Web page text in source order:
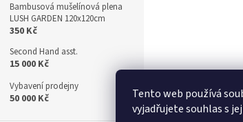
Tento web používá
vyjadřujete souhlas s
Bambusová mušelínová plena
LUSH GARDEN 120x120cm
350 Kč
Second Hand asst.
15 000 Kč
Vybavení prodejny
50 000 Kč